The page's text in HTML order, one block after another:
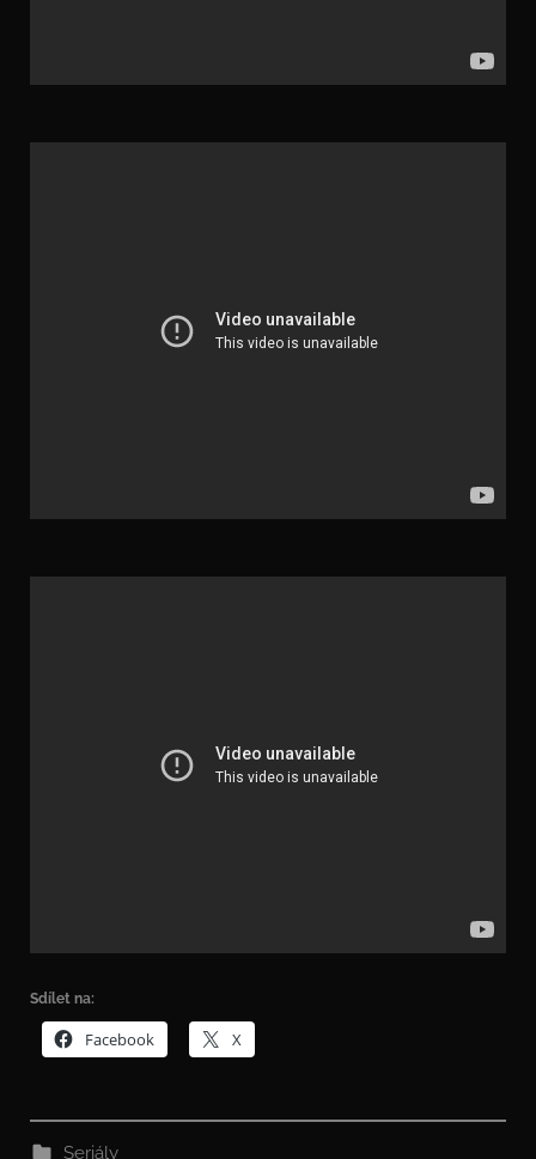
Sdílet na:
Facebook X
Seriály